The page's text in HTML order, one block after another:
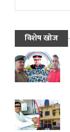
विशेष खोज